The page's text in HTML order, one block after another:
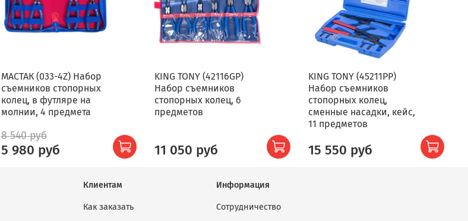
МАСТАК (033-4Z) Набор
съемников стопорных
колец, в футляре на
молнии, 4 предмета
8 540 руб
5 980 руб
KING TONY (42116GP)
Набор съемников
стопорных колец, 6
предметов
11 050 руб
KING TONY (45211PP)
Набор съемников
стопорных колец,
сменные насадки, кейс,
11 предметов
15 550 руб
Клиентам
Как заказать
Информация
Сотрудничество